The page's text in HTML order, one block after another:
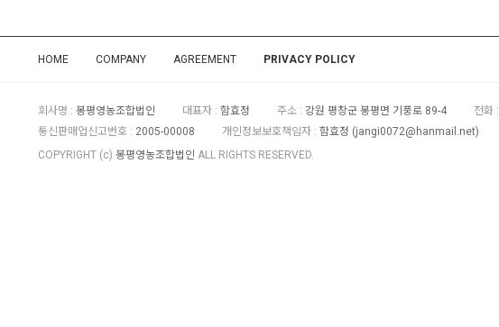
HOME COMPANY AGREEMENT PRIVACY POLICY
회사명 : 봉평영농조합법인 대표자 : 함효정 주소 : 강원 평창군 봉평면 기풍로 89-4 전화 :
통신판매업신고번호 : 2005-00008 개인정보보호책임자 : 함효정 (jangi0072@hanmail.net)
COPYRIGHT (c) 봉평영농조합법인 ALL RIGHTS RESERVED.